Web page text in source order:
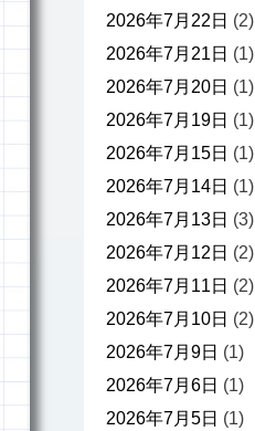
2026年7月22日 (2)
2026年7月21日 (1)
2026年7月20日 (1)
2026年7月19日 (1)
2026年7月15日 (1)
2026年7月14日 (1)
2026年7月13日 (3)
2026年7月12日 (2)
2026年7月11日 (2)
2026年7月10日 (2)
2026年7月9日 (1)
2026年7月6日 (1)
2026年7月5日 (1)